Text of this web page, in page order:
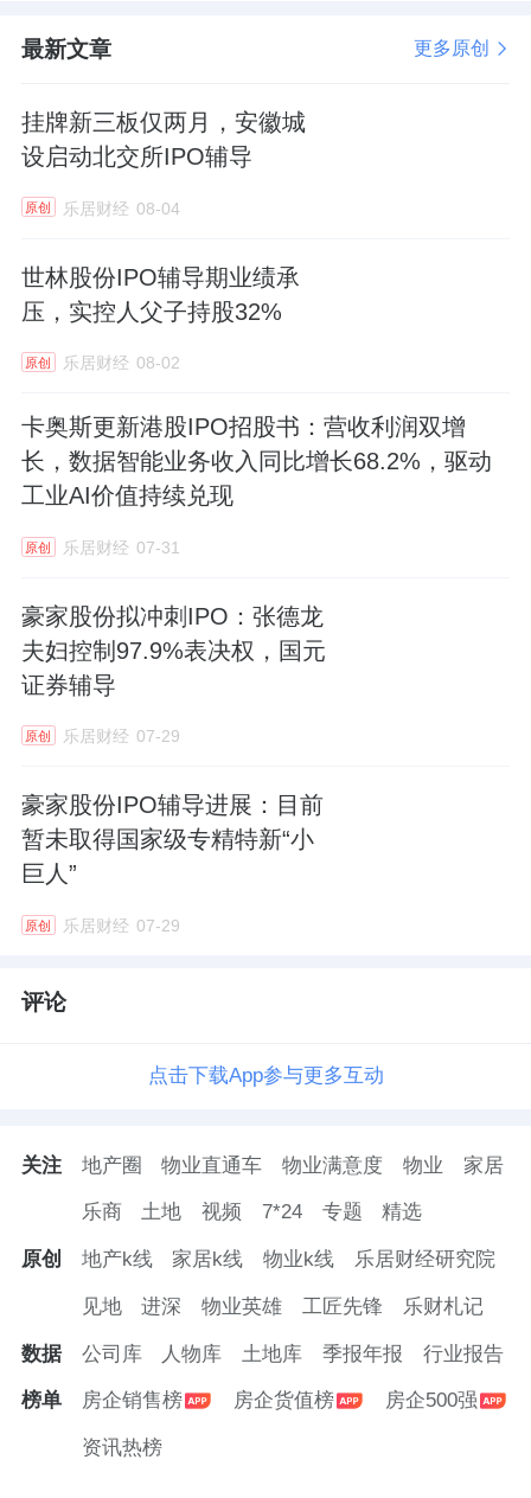
最新文章 更多原创
挂牌新三板仅两月，安徽城
设启动北交所IPO辅导
原创 乐居财经 08-04
世林股份IPO辅导期业绩承
压，实控人父子持股32%
原创 乐居财经 08-02
卡奥斯更新港股IPO招股书：营收利润双增
长，数据智能业务收入同比增长68.2%，驱动
工业AI价值持续兑现
原创 乐居财经 07-31
豪家股份拟冲刺IPO：张德龙
夫妇控制97.9%表决权，国元
证券辅导
原创 乐居财经 07-29
豪家股份IPO辅导进展：目前
暂未取得国家级专精特新“小
巨人”
原创 乐居财经 07-29
评论
点击下载App参与更多互动
关注 地产圈 物业直通车 物业满意度 物业 家居
乐商 土地 视频 7*24 专题 精选
原创 地产k线 家居k线 物业k线 乐居财经研究院
见地 进深 物业英雄 工匠先锋 乐财札记
数据 公司库 人物库 土地库 季报年报 行业报告
榜单 房企销售榜 房企货值榜 房企500强
资讯热榜